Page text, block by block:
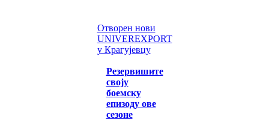
Отворен нови
UNIVEREXPORT
у Крагујевцу
Резервишите
своју
боемску
епизоду ове
сезоне